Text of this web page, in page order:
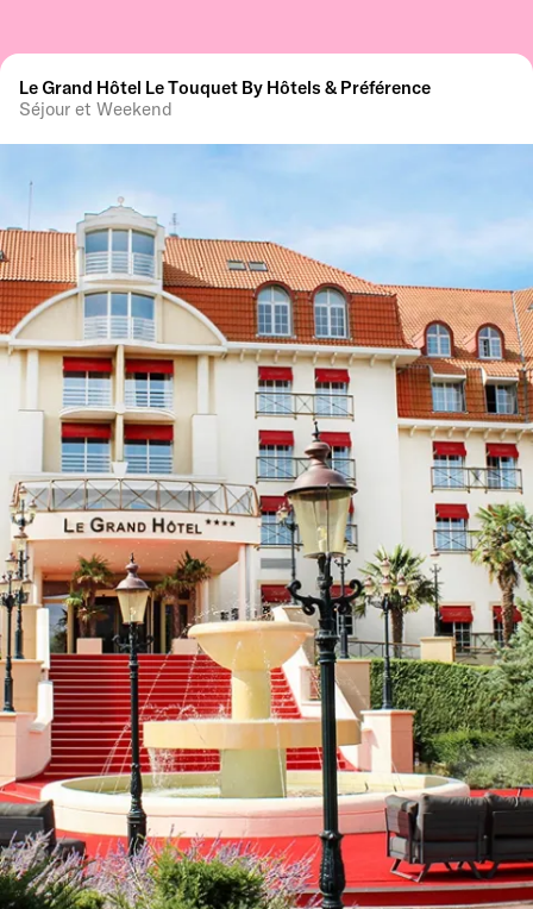
Le Grand Hôtel Le Touquet By Hôtels & Préférence
Séjour et Weekend